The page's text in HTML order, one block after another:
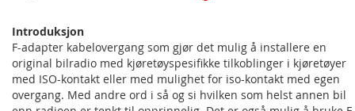
Introduksjon
F-adapter kabelovergang som gjør det mulig å installere en
original bilradio med kjøretøyspesifikke tilkoblinger i kjøretøyer
med ISO-kontakt eller med mulighet for iso-kontakt med egen
overgang. Med andre ord i så og si hvilken som helst annen bil